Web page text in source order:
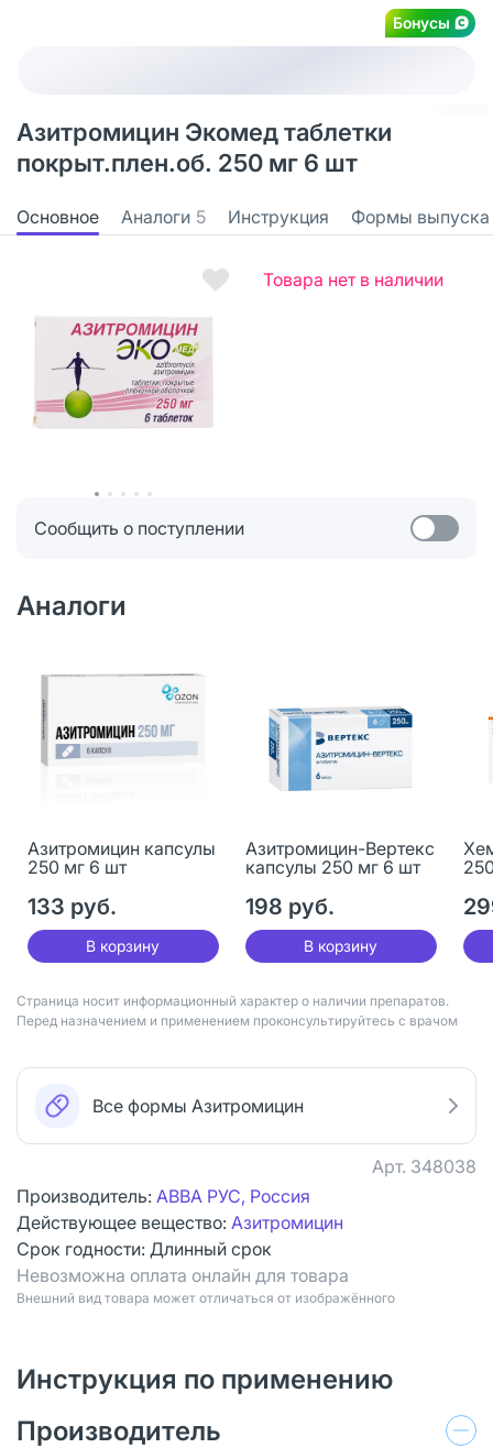
Бонусы
Азитромицин Экомед таблетки
покрыт.плен.об. 250 мг 6 шт
Основное Аналоги 5 Инструкция Формы выпуска
Товара нет в наличии
Сообщить о поступлении
Аналоги
Азитромицин капсулы
250 мг 6 шт
133 руб.
В корзину
Азитромицин-Вертекс
капсулы 250 мг 6 шт
198 руб.
В корзину
Страница носит информационный характер о наличии препаратов.
Перед назначением и применением проконсультируйтесь с врачом
Все формы Азитромицин
Арт. 348038
Производитель: АВВА РУС, Россия
Действующее вещество: Азитромицин
Срок годности: Длинный срок
Невозможна оплата онлайн для товара
Bнешний вид товара может отличаться от изображённого
Инструкция по применению
Производитель